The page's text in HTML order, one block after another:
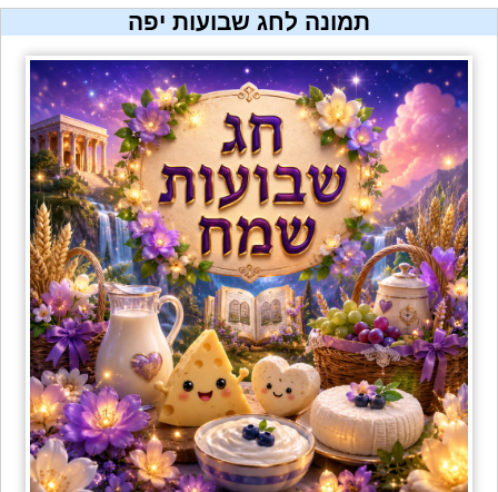
איש תלוי מדריכים פוקימון גו מצא הבדלים
יצירה משחקי בנות אשליות צביעה אונליין
מתכונים טריוויה מגניבים חדשים
תמונה לחג שבועות יפה